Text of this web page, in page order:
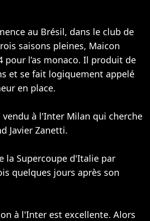
au Brésil, dans le club de
saisons pleines, Maicon
pour l’as monaco. Il produit de
et se fait logiquement appelé
en place.
vendu à l'Inter Milan qui cherche
Javier Zanetti.
la Supercoupe d'Italie par
quelques jours après son
à l'Inter est excellente. Alors